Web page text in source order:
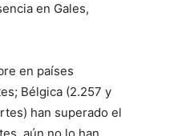
en Gales,
en países
Bélgica (2.257 y
han superado el